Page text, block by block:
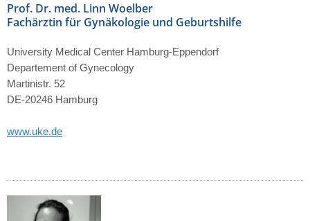
Prof. Dr. med. Linn Woelber
Fachärztin für Gynäkologie und Geburtshilfe
University Medical Center Hamburg-Eppendorf
Departement of Gynecology
Martinistr. 52
DE-20246 Hamburg
www.uke.de